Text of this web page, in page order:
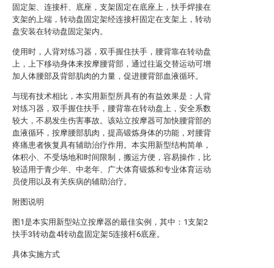
固定架、连接杆、底座，支架固定在底座上，扶手焊接在
支架的上端，转动盘固定架经连接杆固定在支架上，转动
盘安装在转动盘固定架内。
使用时，人背对练习器，双手握住扶手，腰背靠在转动盘
上，上下移动身体来按摩腰背部，通过往返交替运动可增
加人体腰部及背部肌肉的力量，促进腰背部血液循环。
与现有技术相比，本实用新型所具有的有益效果是：人背
对练习器，双手握住扶手，腰背靠在转动盘上，安全系数
较大，不易发生伤害事故。该站立按摩器可加快腰背部的
血液循环，按摩腰部肌肉，提高锻炼身体的功能，对腰背
疼痛患者恢复具有辅助治疗作用。本实用新型结构简单，
体积小、不受场地和时间限制，搬运方便，容易操作，比
较适用于青少年、中老年、广大体育锻炼和专业体育运动
员使用以及有关疾病的辅助治疗。
附图说明
图1是本实用新型站立按摩器的最佳实例，其中：1支架2
扶手3转动盘4转动盘固定架5连接杆6底座。
具体实施方式